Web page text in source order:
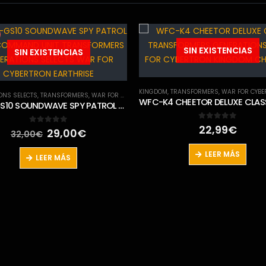
SIN EXISTENCIAS
TRANSFORMERS, WAR FOR CYBERTRON TRILOGY
22,99€
LEER MÁS
-23%
SIN EXISTENCIAS